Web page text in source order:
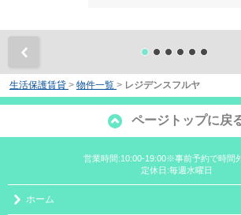
生活保護賃貸 > 物件一覧 > レジデンスフルヤ
ページトップに戻
営業時間:10:00-19:00※事前予約で時間
定休日:毎週水曜日
ホーム